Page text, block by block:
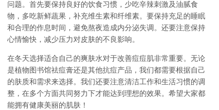
问题。首先要保持良好的饮食习惯，少吃辛辣刺激及油腻食
物，多吃新鲜蔬果，补充维生素和纤维素。要保持充足的睡眠
和合理的作息时间，避免熬夜造成内分泌失调。还要注意保持
心情愉快，减少压力对皮肤的不良影响。
在冬天选择适合自己的爽肤水对于改善痘痘肌非常重要。无论
是植物图书馆祛痘膏还是其他抗痘产品，我们都需要根据自己
的肤质和需求来选择。我们还要注意清洁工作和生活习惯的调
整，在多个方面共同努力下才能达到理想的效果。希望大家都
能拥有健康美丽的肌肤！